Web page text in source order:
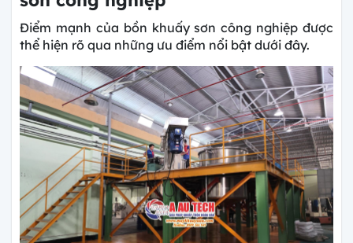
Điểm mạnh của bồn khuấy sơn công nghiệp được
thể hiện rõ qua những ưu điểm nổi bật dưới đây.